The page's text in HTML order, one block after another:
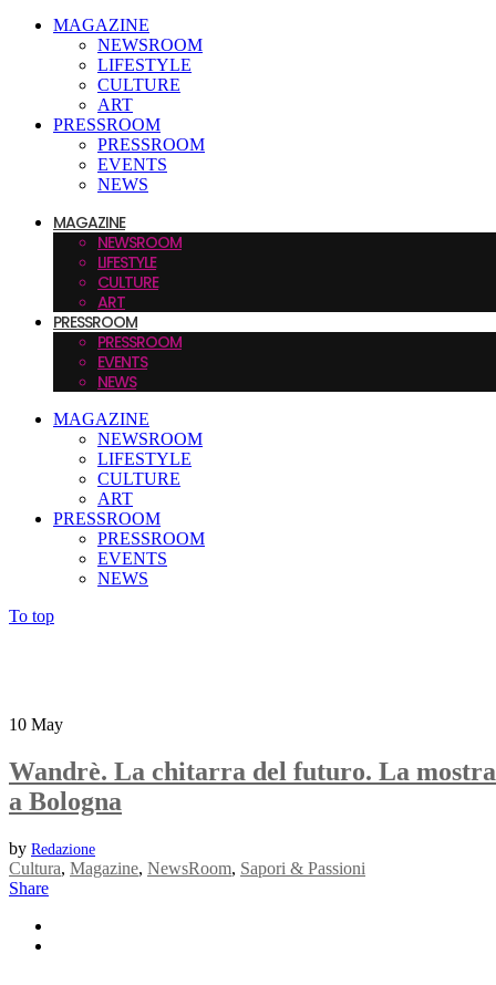
MAGAZINE
NEWSROOM
LIFESTYLE
CULTURE
ART
PRESSROOM
PRESSROOM
EVENTS
NEWS
MAGAZINE
NEWSROOM
LIFESTYLE
CULTURE
ART
PRESSROOM
PRESSROOM
EVENTS
NEWS
MAGAZINE
NEWSROOM
LIFESTYLE
CULTURE
ART
PRESSROOM
PRESSROOM
EVENTS
NEWS
To top
10 May
Wandrè. La chitarra del futuro. La mostra
a Bologna
by Redazione
Cultura, Magazine, NewsRoom, Sapori & Passioni
Share